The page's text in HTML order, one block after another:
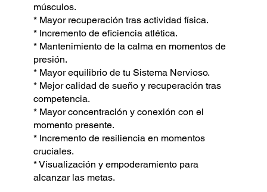
músculos.
* Mayor recuperación tras actividad física.
* Incremento de eficiencia atlética.
* Mantenimiento de la calma en momentos de
presión.
* Mayor equilibrio de tu Sistema Nervioso.
* Mejor calidad de sueño y recuperación tras
competencia.
* Mayor concentración y conexión con el
momento presente.
* Incremento de resiliencia en momentos
cruciales.
* Visualización y empoderamiento para
alcanzar las metas.